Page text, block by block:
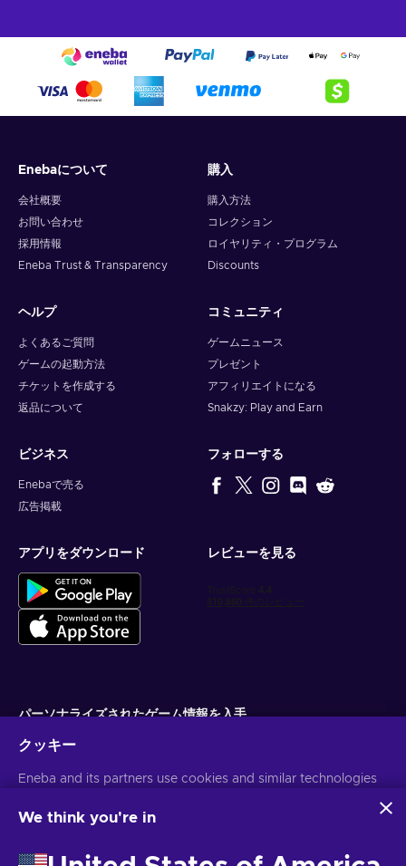
Enebaについて
会社概要
お問い合わせ
採用情報
Eneba Trust & Transparency
購入
購入方法
コレクション
ロイヤリティ・プログラム
Discounts
ヘルプ
よくあるご質問
ゲームの起動方法
チケットを作成する
返品について
コミュニティ
ゲームニュース
プレゼント
アフィリエイトになる
Snakzy: Play and Earn
ビジネス
Enebaで売る
広告掲載
フォローする
アプリをダウンロード レビューを見る
パーソナライズされたゲーム情報を入手
配信停止はいつでも可能です。詳しくは個人情報保護方針をご覧くださ
クッキー
Eneba and its partners use cookies and similar technologies
website. We use this information to enhance content,
may also be used for ads personalization.
We think you're in